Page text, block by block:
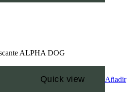
Quick view Añadir